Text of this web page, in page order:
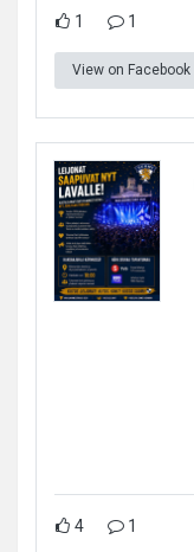
1 1
View on Facebook
4 1